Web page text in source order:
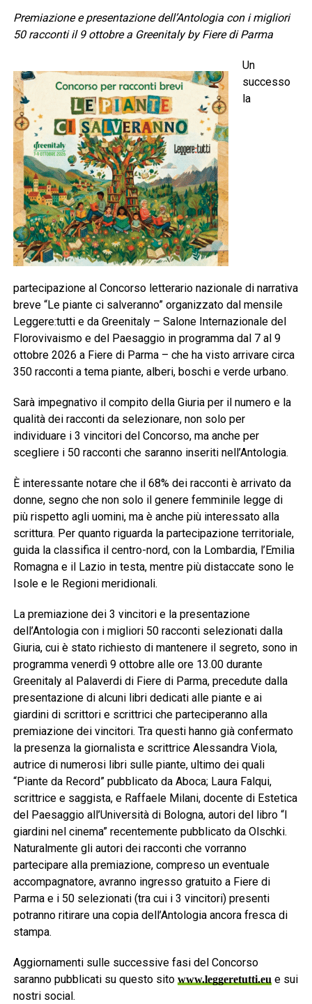
Premiazione e presentazione dell’Antologia con i migliori
50 racconti il 9 ottobre a Greenitaly by Fiere di Parma
Un
successo
la
partecipazione al Concorso letterario nazionale di narrativa
breve “Le piante ci salveranno” organizzato dal mensile
Leggere:tutti e da Greenitaly – Salone Internazionale del
Florovivaismo e del Paesaggio in programma dal 7 al 9
ottobre 2026 a Fiere di Parma – che ha visto arrivare circa
350 racconti a tema piante, alberi, boschi e verde urbano.
Sarà impegnativo il compito della Giuria per il numero e la
qualità dei racconti da selezionare, non solo per
individuare i 3 vincitori del Concorso, ma anche per
scegliere i 50 racconti che saranno inseriti nell’Antologia.
È interessante notare che il 68% dei racconti è arrivato da
donne, segno che non solo il genere femminile legge di
più rispetto agli uomini, ma è anche più interessato alla
scrittura. Per quanto riguarda la partecipazione territoriale,
guida la classifica il centro-nord, con la Lombardia, l’Emilia
Romagna e il Lazio in testa, mentre più distaccate sono le
Isole e le Regioni meridionali.
La premiazione dei 3 vincitori e la presentazione
dell’Antologia con i migliori 50 racconti selezionati dalla
Giuria, cui è stato richiesto di mantenere il segreto, sono in
programma venerdì 9 ottobre alle ore 13.00 durante
Greenitaly al Palaverdi di Fiere di Parma, precedute dalla
presentazione di alcuni libri dedicati alle piante e ai
giardini di scrittori e scrittrici che parteciperanno alla
premiazione dei vincitori. Tra questi hanno già confermato
la presenza la giornalista e scrittrice Alessandra Viola,
autrice di numerosi libri sulle piante, ultimo dei quali
“Piante da Record” pubblicato da Aboca; Laura Falqui,
scrittrice e saggista, e Raffaele Milani, docente di Estetica
del Paesaggio all’Università di Bologna, autori del libro “I
giardini nel cinema” recentemente pubblicato da Olschki.
Naturalmente gli autori dei racconti che vorranno
partecipare alla premiazione, compreso un eventuale
accompagnatore, avranno ingresso gratuito a Fiere di
Parma e i 50 selezionati (tra cui i 3 vincitori) presenti
potranno ritirare una copia dell’Antologia ancora fresca di
stampa.
Aggiornamenti sulle successive fasi del Concorso
saranno pubblicati su questo sito www.leggeretutti.eue sui
nostri social.